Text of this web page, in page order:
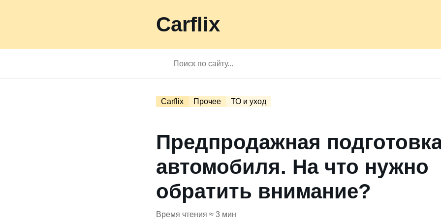
Carflix
Carflix Прочее ТО и уход
Предпродажная
автомобиля. На что нужно
обратить внимание?
Время чтения ≈ 3 мин